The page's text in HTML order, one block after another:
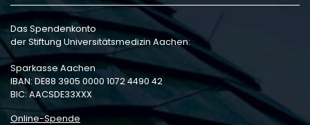
Das Spendenkonto
der Stiftung Universitätsmedizin Aachen:
Sparkasse Aachen
IBAN: DE88 3905 0000 1072 4490 42
BIC: AACSDE33XXX
Online-Spende